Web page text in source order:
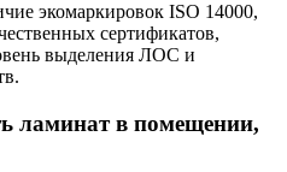
экомаркировок ISO 14000,
сертификатов,
выделения ЛОС и
ламинат в помещении,